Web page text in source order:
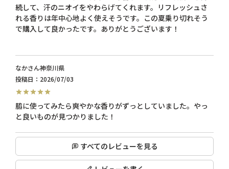
続して、汗のニオイをやわらげてくれます。リフレッシュさ
れる香りは年中心地よく使えそうです。この夏乗り切れそう
で購入して良かったです。ありがとうございます！
なか
神奈川県
投稿日
2026/07/03
脇に使ってみたら爽やかな香りがずっとしていました。やっ
すべてのレビューを見る